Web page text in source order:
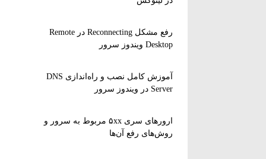
رفع مشکل Reconnecting در Remote
Desktop ویندوز سرور
آموزش کامل نصب و راه‌اندازی DNS
Server در ویندوز سرور
ارورهای سری ۵xx مربوط به سرور و
روش‌های رفع آن‌ها